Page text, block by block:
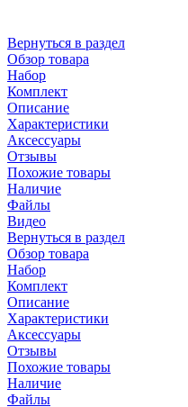
Вернуться в раздел
Обзор товара
Набор
Комплект
Описание
Характеристики
Аксессуары
Отзывы
Похожие товары
Наличие
Файлы
Видео
Вернуться в раздел
Обзор товара
Набор
Комплект
Описание
Характеристики
Аксессуары
Отзывы
Похожие товары
Наличие
Файлы